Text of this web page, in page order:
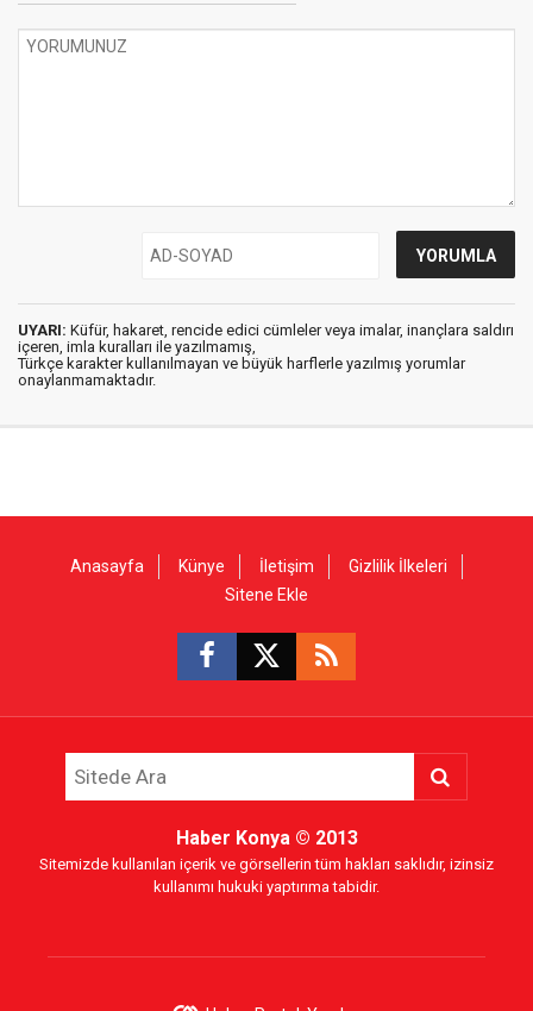
UYARI: Küfür, hakaret, rencide edici cümleler veya imalar, inançlara saldırı
içeren, imla kuralları ile yazılmamış,
Türkçe karakter kullanılmayan ve büyük harflerle yazılmış yorumlar
onaylanmamaktadır.
Anasayfa Künye İletişim
Gizlilik İlkeleri
Sitene Ekle
Haber Konya© 2013
Sitemizde kullanılan içerik ve görsellerin tüm hakları saklıdır, izinsiz
kullanımı hukuki yaptırıma tabidir.